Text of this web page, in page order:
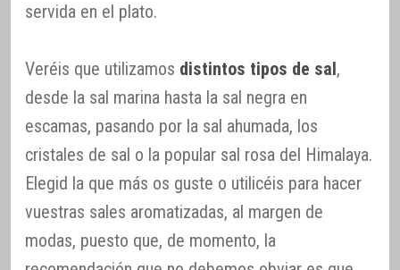
servida en el plato.
Veréis que utilizamos distintos tipos de sal ,
desde la sal marina hasta la sal negra en
escamas, pasando por la sal ahumada, los
cristales de sal o la popular sal rosa del Himalaya.
Elegid la que más os guste o utilicéis para hacer
vuestras sales aromatizadas, al margen de
modas, puesto que, de momento, la